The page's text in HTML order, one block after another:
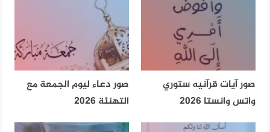
صور آيات قرآنيه ستوري
واتس وانستا 2026
صور دعاء ليوم الجمعة مع
التهنئة 2026